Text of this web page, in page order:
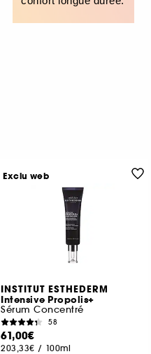
INSTITUT ESTHEDERM
Intensive Propolis+
Sérum Concentré
58
61,00€
203,33€ / 100ml
Exclu web